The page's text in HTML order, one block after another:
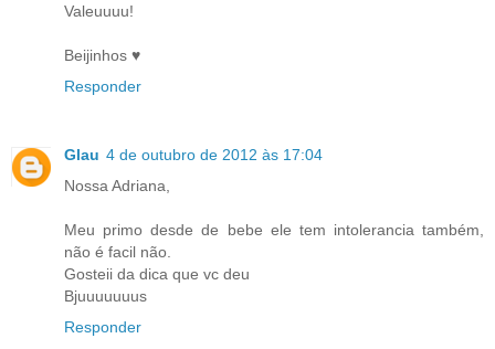
Valeuuuu!
Beijinhos ♥
Responder
Glau 4 de outubro de 2012 às 17:04
Nossa Adriana,
Meu primo desde de bebe ele tem intolerancia também,
não é facil não.
Gosteii da dica que vc deu
Bjuuuuuuus
Responder